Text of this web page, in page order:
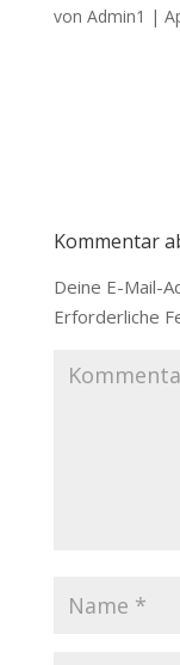
von Admin1 |
Kommentar
Deine E-Mail-
Erforderliche